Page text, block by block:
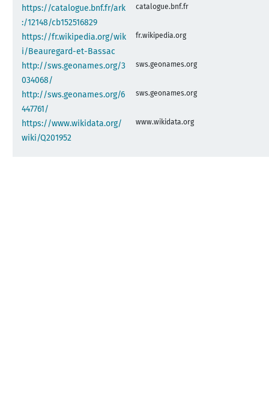
https://catalogue.bnf.fr/ark
:/12148/cb152516829
catalogue.bnf.fr
https://fr.wikipedia.org/wik
i/Beauregard-et-Bassac
fr.wikipedia.org
http://sws.geonames.org/3
034068/
sws.geonames.org
http://sws.geonames.org/6
447761/
sws.geonames.org
https://www.wikidata.org/
wiki/Q201952
www.wikidata.org